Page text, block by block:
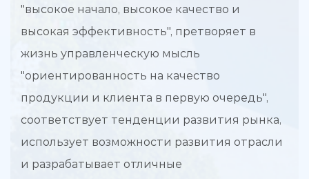
"высокое начало, высокое качество и
высокая эффективность", претворяет в
жизнь управленческую мысль
"ориентированность на качество
продукции и клиента в первую очередь",
соответствует тенденции развития рынка,
использует возможности развития отрасли
и разрабатывает отличные